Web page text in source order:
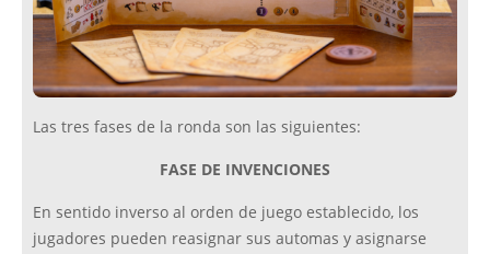
Las tres fases de la ronda son las siguientes:
FASE DE INVENCIONES
En sentido inverso al orden de juego establecido, los
jugadores pueden reasignar sus automas y asignarse